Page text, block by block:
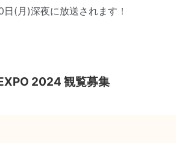
2024 観覧募集